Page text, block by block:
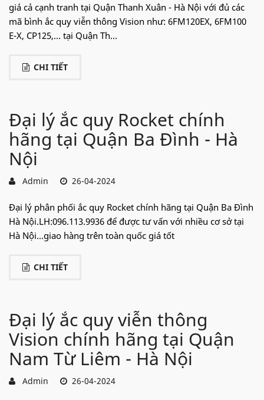
giá cả cạnh tranh tại Quận Thanh Xuân - Hà Nội với đủ các
mã bình ắc quy viễn thông Vision như: 6FM120EX, 6FM100
E-X, CP125,... tại Quận Th...
CHI TIẾT
Đại lý ắc quy Rocket chính
hãng tại Quận Ba Đình - Hà
Nội
Admin 26-04-2024
Đại lý phân phối ắc quy Rocket chính hãng tại Quận Ba Đình
Hà Nội.LH:096.113.9936 để được tư vấn với nhiều cơ sở tại
Hà Nội...giao hàng trên toàn quốc giá tốt
CHI TIẾT
Đại lý ắc quy viễn thông
Vision chính hãng tại Quận
Nam Từ Liêm - Hà Nội
Admin 26-04-2024